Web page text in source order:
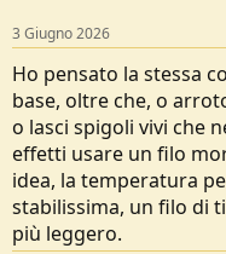
s
:
3 Giugno 2026
Ho pensato la stessa
base, oltre che, o
o lasci spigoli vivi che
effetti usare un filo
idea, la temperatura
stabilissima, un filo di
più leggero.